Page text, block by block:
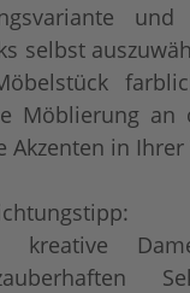
selbst
Möblierung an
Akzenten in
kreative